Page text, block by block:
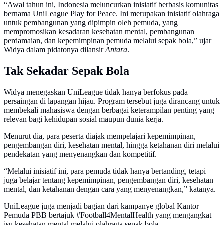
“Awal tahun ini, Indonesia meluncurkan inisiatif berbasis komunitas
bernama UniLeague Play for Peace. Ini merupakan inisiatif olahraga
untuk pembangunan yang dipimpin oleh pemuda, yang
mempromosikan kesadaran kesehatan mental, pembangunan
perdamaian, dan kepemimpinan pemuda melalui sepak bola,” ujar
Widya dalam pidatonya dilansirAntara.
Tak Sekadar Sepak Bola
Widya menegaskan UniLeague tidak hanya berfokus pada
persaingan di lapangan hijau. Program tersebut juga dirancang untuk
membekali mahasiswa dengan berbagai keterampilan penting yang
relevan bagi kehidupan sosial maupun dunia kerja.
Menurut dia, para peserta diajak mempelajari kepemimpinan,
pengembangan diri, kesehatan mental, hingga ketahanan diri melalui
pendekatan yang menyenangkan dan kompetitif.
“Melalui inisiatif ini, para pemuda tidak hanya bertanding, tetapi
juga belajar tentang kepemimpinan, pengembangan diri, kesehatan
mental, dan ketahanan dengan cara yang menyenangkan,” katanya.
UniLeague juga menjadi bagian dari kampanye global Kantor
Pemuda PBB bertajuk #Football4MentalHealth yang mengangkat